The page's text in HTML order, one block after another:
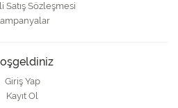
Satış Sözleşmesi
Giriş Yap
Kayıt Ol